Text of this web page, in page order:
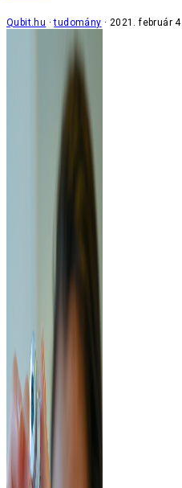
Qubit.hu tudomány 2021. február 4.